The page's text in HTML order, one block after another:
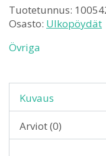
Tuotetunnus:
Osasto: Ulkopöydät
Övriga
Kuvaus
Arviot (0)